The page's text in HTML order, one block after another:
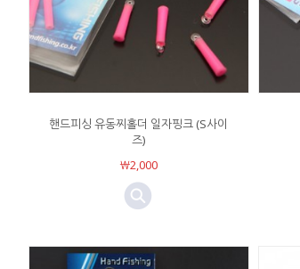
핸드피싱 유동찌홀더 일자핑크 (S사이
즈)
￦2,000